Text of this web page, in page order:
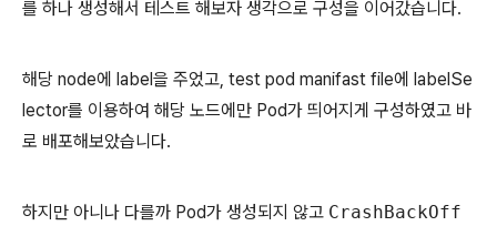
를 하나 생성해서 테스트 해보자 생각으로 구성을 이어갔습니다.
해당 node에 label을 주었고, test pod manifast file에 labelSe
lector를 이용하여 해당 노드에만 Pod가 띄어지게 구성하였고 바
로 배포해보았습니다.
하지만 아니나 다를까 Pod가 생성되지 않고 CrashBackOff